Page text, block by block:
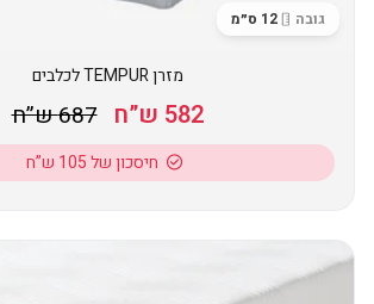
גובה
מזרן TEMPUR לכלבים
582 ש”ח 687 ש”ח
חיסכון של 105 ש”ח